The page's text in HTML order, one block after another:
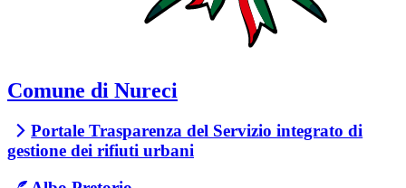
Comune di Nureci
Portale Trasparenza del Servizio integrato di
gestione dei rifiuti urbani